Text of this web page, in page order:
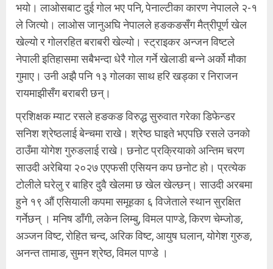
भयो। लाओसबाट दुई गोल भए पनि, पेनाल्टीका कारण नेपालले २-१
ले जित्यो। लाओस जानुअघि नेपालले हङकङसँग मैत्रीपूर्ण खेल
खेल्यो र गोलरहित बराबरी खेल्यो। स्ट्राइकर अन्जन विष्टले
नेपाली इतिहासमा सबैभन्दा धेरै गोल गर्ने खेलाडी बन्ने अर्को मौका
गुमाए। उनी अझै पनि १३ गोलका साथ हरि खड्का र निराजन
रायमाझीसँग बराबरी छन्।
प्रशिक्षक म्याट रसले हङकङ विरुद्ध सुरुवात गरेका डिफेन्डर
सनिश श्रेष्ठलाई बेन्चमा राखे। श्रेष्ठ घाइते भएपछि रसले उनको
ठाउँमा योगेश गुरुङलाई राखे। छनोट प्रक्रियाको अन्तिम चरण
साउदी अरेबिया २०२७ एएफसी एसियन कप छनोट हो। प्रत्येक
टोलीले घरेलु र बाहिर दुवै खेलमा छ खेल खेल्छन्। साउदी अरबमा
हुने १९ औं एसियाली कपमा समूहका ६ विजेताले स्थान सुरक्षित
गर्नेछन् । मनिष डाँगी, लकेन लिम्बु, विमल पाण्डे, किरण चेम्जोङ,
अञ्जन विष्ट, रोहित चन्द, अरिक विष्ट, आयुष घलान, योगेश गुरुङ,
अनन्त तामाङ, सुमन श्रेष्ठ, विमल पाण्डे ।